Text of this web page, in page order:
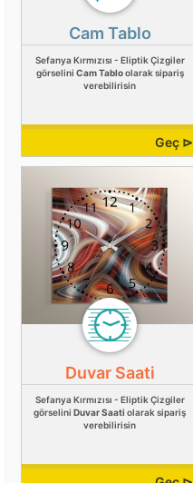
Cam Tablo
Sefanya Kırmızısı - Eliptik Çizgiler
görselini Cam Tabloolarak sipariş
verebilirisin
Geç ⊳
Duvar Saati
Sefanya Kırmızısı - Eliptik Çizgiler
görselini Duvar Saati olarak sipariş
verebilirisin